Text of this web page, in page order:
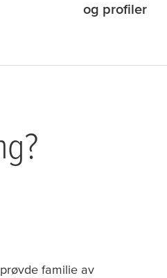
og profiler
familie av